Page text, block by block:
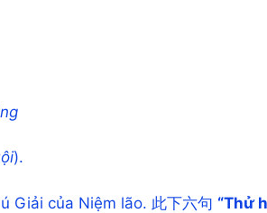
).
Giải của Niệm lão. 此下六句 “Thử